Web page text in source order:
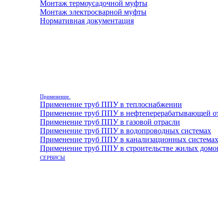
Монтаж термоусадочной муфты
Монтаж электросварной муфты
Нормативная документация
Применение
Применение труб ППУ в теплоснабжении
Применение труб ППУ в нефтеперерабатывающей
Применение труб ППУ в газовой отрасли
Применение труб ППУ в водопроводных системах
Применение труб ППУ в канализационных системах
Применение труб ППУ в строительстве жилых
СЕРВИСЫ